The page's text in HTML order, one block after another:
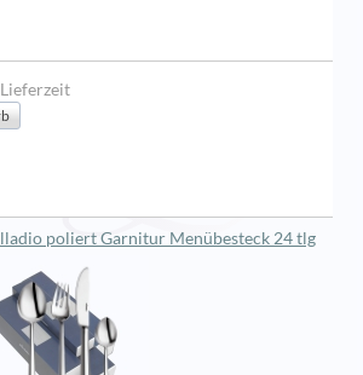
poliert Garnitur Menübesteck 24 tlg